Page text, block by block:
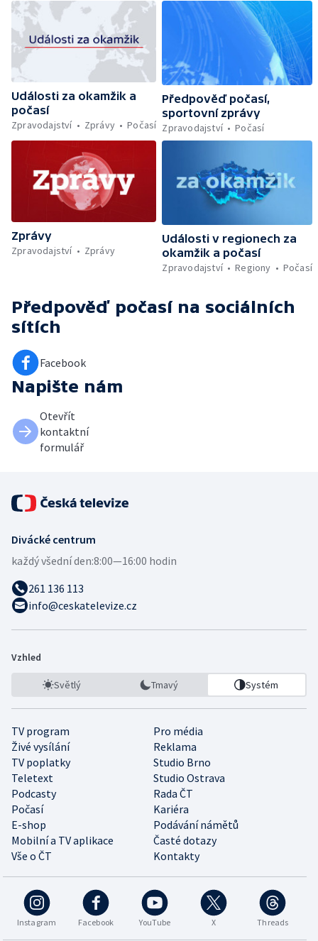
Události za okamžik a
počasí
Zpravodajství
Zprávy Počasí
Předpověď počasí,
sportovní zprávy
Zpravodajství
Počasí
Zprávy
Zpravodajství
Zprávy
Události v regionech za
okamžik a počasí
Zpravodajství
Regiony Počasí
Předpověď počasí na sociálních
sítích
Facebook
Napište nám
Otevřít
kontaktní
formulář
Divácké centrum
každý všední den:8:00—16:00 hodin
261 136 113
info@ceskatelevize.cz
Vzhled
Světlý Tmavý Systém
TV program
Pro média
Živé vysílání
Reklama
TV poplatky
Studio Brno
Teletext
Studio Ostrava
Podcasty
Rada ČT
Počasí
Kariéra
E-shop
Podávání námětů
Mobilní a TV aplikace
Časté dotazy
Vše o ČT
Kontakty
Instagram Facebook YouTube X Threads